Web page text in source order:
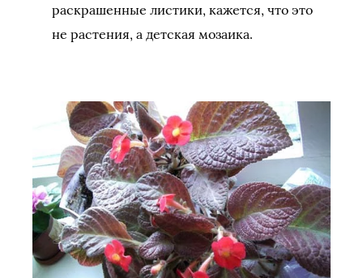
раскрашенные листики, кажется, что это
не растения, а детская мозаика.